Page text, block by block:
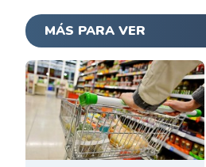
MÁS PARA VER